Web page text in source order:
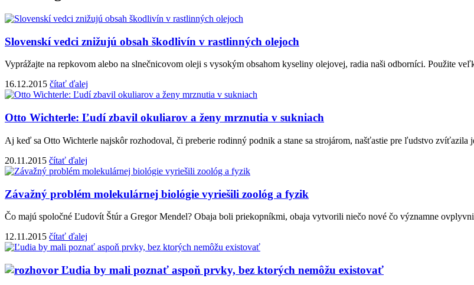
Slovenskí vedci znižujú obsah škodlivín v rastlinných olejoch
Vyprážajte na repkovom alebo na slnečnicovom oleji s vysokým obsahom kyseliny olejovej, radia naši odborníci. Použite
16.12.2015 čítať ďalej
Otto Wichterle: Ľudí zbavil okuliarov a ženy mrznutia v sukniach
Aj keď sa Otto Wichterle najskôr rozhodoval, či preberie rodinný podnik a stane sa strojárom, našťastie pre ľudstvo zvíťazila
20.11.2015 čítať ďalej
Závažný problém molekulárnej biológie vyriešili zoológ a fyzik
Čo majú spoločné Ľudovít Štúr a Gregor Mendel? Obaja boli priekopníkmi, obaja vytvorili niečo nové čo významne
12.11.2015 čítať ďalej
Ľudia by mali poznať aspoň prvky, bez ktorých nemôžu existovať